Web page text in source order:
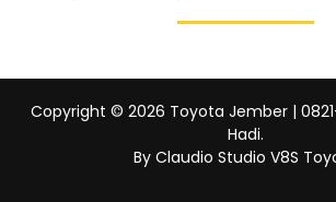
Copyright © 2026 Toyota Jember |
Hadi.
By Claudio Studio V8S